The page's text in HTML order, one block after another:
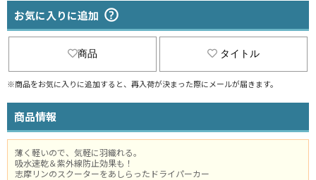
お気に入りに追加
商品 タイトル
※商品をお気に入りに追加すると、再入荷が決まった際にメールが届きます。
商品情報
薄く軽いので、気軽に羽織れる。
吸水速乾＆紫外線防止効果も！
志摩リンのスクーターをあしらったドライパーカー